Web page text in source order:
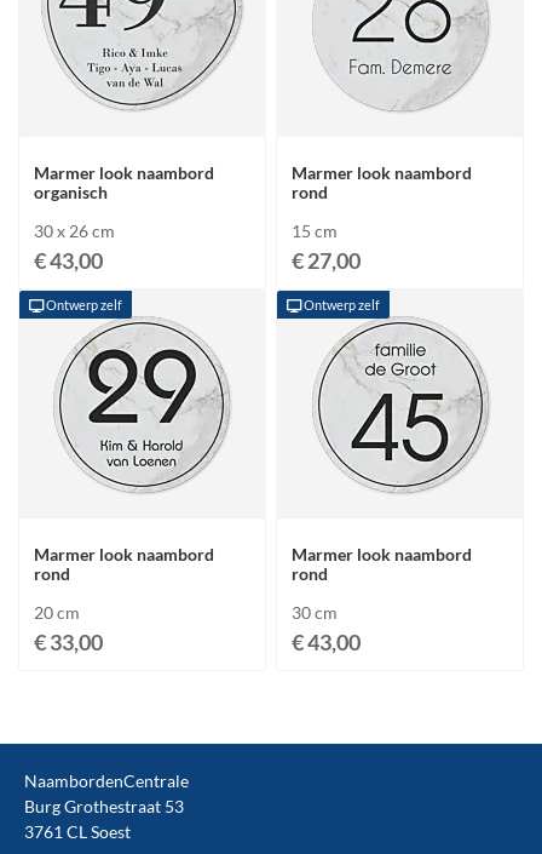
Marmer look naambord
organisch
30 x 26 cm
€ 43,00
Marmer look naambord
rond
15 cm
€ 27,00
Ontwerp zelf
Marmer look naambord
rond
20 cm
€ 33,00
Ontwerp zelf
Marmer look naambord
rond
30 cm
€ 43,00
NaambordenCentrale
Burg Grothestraat 53
3761 CL Soest